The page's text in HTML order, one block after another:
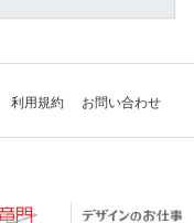
利用規約 お問い合わせ